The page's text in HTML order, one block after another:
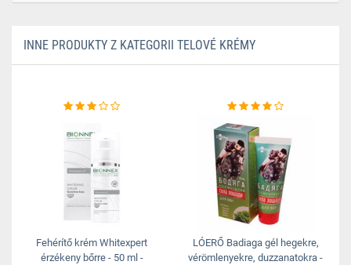
INNE PRODUKTY Z KATEGORII TELOVÉ KRÉMY
Fehérítő krém Whitexpert
érzékeny bőrre - 50 ml -
LÓERŐ Badiaga gél hegekre,
vérömlenyekre, duzzanatokra -